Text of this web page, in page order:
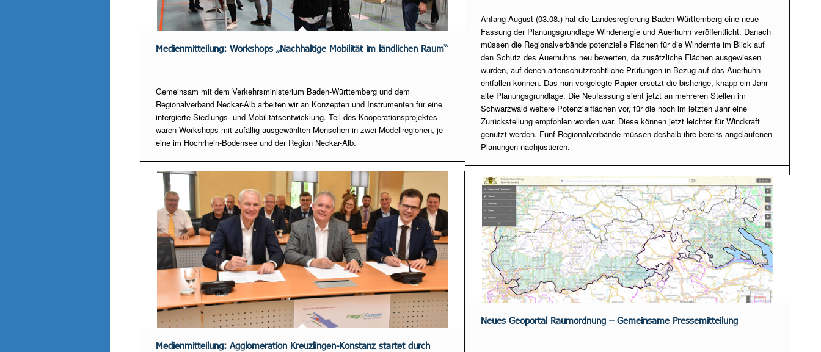
Anfang August (03.08.) hat die Landesregierung Baden-Württemberg eine neue
Fassung der Planungsgrundlage Windenergie und Auerhuhn veröffentlicht. Danach
müssen die Regionalverbände potenzielle Flächen für die Windernte im Blick auf
den Schutz des Auerhuhns neu bewerten, da zusätzliche Flächen ausgewiesen
wurden, auf denen artenschutzrechtliche Prüfungen in Bezug auf das Auerhuhn
entfallen können. Das nun vorgelegte Papier ersetzt die bisherige, knapp ein Jahr
alte Planungsgrundlage. Die Neufassung sieht jetzt an mehreren Stellen im
Schwarzwald weitere Potenzialflächen vor, für die noch im letzten Jahr eine
Zurückstellung empfohlen worden war. Diese können jetzt leichter für Windkraft
genutzt werden. Fünf Regionalverbände müssen deshalb ihre bereits angelaufenen
Planungen nachjustieren.
Medienmitteilung: Workshops „Nachhaltige Mobilität im ländlichen Raum“
Gemeinsam mit dem Verkehrsministerium Baden-Württemberg und dem
Regionalverband Neckar-Alb arbeiten wir an Konzepten und Instrumenten für eine
intergierte Siedlungs- und Mobilitätsentwicklung. Teil des Kooperationsprojektes
waren Workshops mit zufällig ausgewählten Menschen in zwei Modellregionen, je
eine im Hochrhein-Bodensee und der Region Neckar-Alb.
Medienmitteilung: Agglomeration Kreuzlingen-Konstanz startet durch
Neues Geoportal Raumordnung – Gemeinsame Pressemitteilung